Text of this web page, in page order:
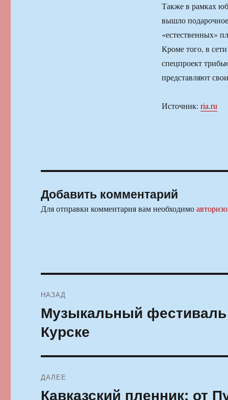
Также в рамках
вышло
«естественных»
Кроме того, в
спецпроект
представляют
Источник: ria.ru
Добавить комментарий
Для отправки комментария вам необходимо
по
записям
НАЗАД
Предыдущая
запись:
Музыкальный
Курске
ДАЛЕЕ
Следующая
Кавказский пленник: от